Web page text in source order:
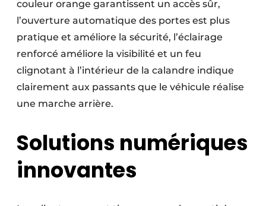
couleur orange garantissent un accès sûr,
l’ouverture automatique des portes est plus
pratique et améliore la sécurité, l’éclairage
renforcé améliore la visibilité et un feu
clignotant à l’intérieur de la calandre indique
clairement aux passants que le véhicule réalise
une marche arrière.
Solutions numériques
innovantes